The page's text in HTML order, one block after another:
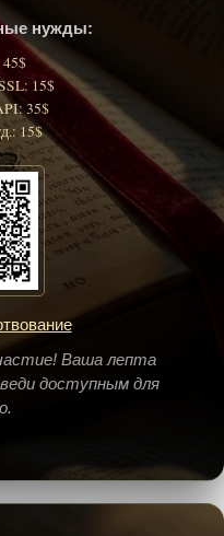
нужды:
15$
35$
15$
Ваша лепта
доступным для